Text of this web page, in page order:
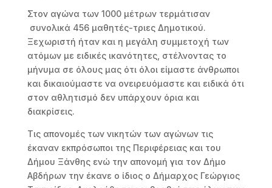
Στον αγώνα των 1000 μέτρων τερμάτισαν
συνολικά 456 μαθητές-τριες Δημοτικού.
Ξεχωριστή ήταν και η μεγάλη συμμετοχή των
ατόμων με ειδικές ικανότητες, στέλνοντας το
μήνυμα σε όλους μας ότι όλοι είμαστε άνθρωποι
και δικαιούμαστε να ονειρευόμαστε και ειδικά ότι
στον αθλητισμό δεν υπάρχουν όρια και
διακρίσεις.
Τις απονομές των νικητών των αγώνων τις
έκαναν εκπρόσωποι της Περιφέρειας και του
Δήμου Ξάνθης ενώ την απονομή για τον Δήμο
Αβδήρων την έκανε ο ίδιος ο Δήμαρχος Γεώργιος